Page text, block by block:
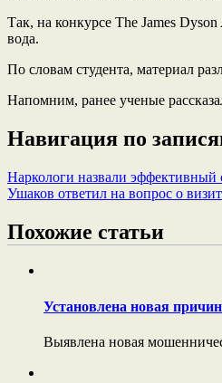
Так, на конкурсе The James
вода.
По словам студента, материал
Напомним, ранее ученые
Навигация по
Наркологи назвали эффективный
Ушаков ответил на вопрос о
Похожие статьи
Установлена новая
Выявлена новая